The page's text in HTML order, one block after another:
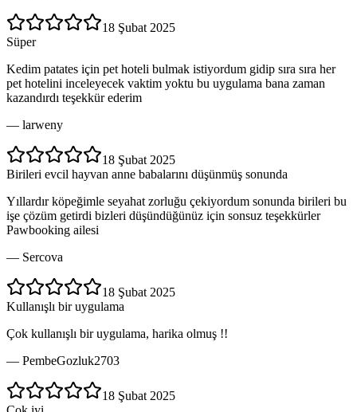
18 Şubat 2025
Süper
Kedim patates için pet hoteli bulmak istiyordum gidip sıra sıra her
pet hotelini inceleyecek vaktim yoktu bu uygulama bana zaman
kazandırdı teşekkür ederim
— larweny
18 Şubat 2025
Birileri evcil hayvan anne babalarını düşünmüş sonunda
Yıllardır köpeğimle seyahat zorluğu çekiyordum sonunda birileri bu
işe çözüm getirdi bizleri düşündüğünüz için sonsuz teşekkürler
Pawbooking ailesi
— Sercova
18 Şubat 2025
Kullanışlı bir uygulama
Çok kullanışlı bir uygulama, harika olmuş !!
— PembeGozluk2703
18 Şubat 2025